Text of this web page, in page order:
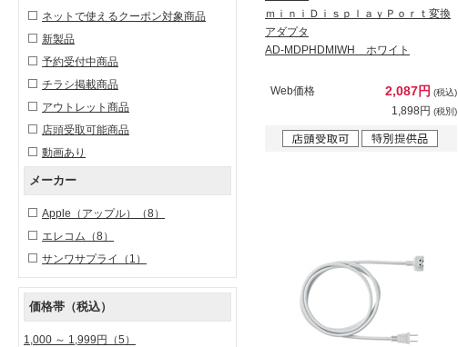
ネットで使えるクーポン対象商品
新製品
予約受付中商品
チラシ掲載商品
アウトレット商品
店頭受取可能商品
動画あり
メーカー
Apple（アップル）
（8）
エレコム （8）
サンワサプライ
（1）
価格帯（税込）
1,000 ～ 1,999円
（5）
ｍｉｎｉＤｉｓｐｌａｙＰｏｒｔ変換
アダプタ
AD-MDPHDMIWH ホワイト
Web価格 2,087円 (税込)
1,898円 (税別)